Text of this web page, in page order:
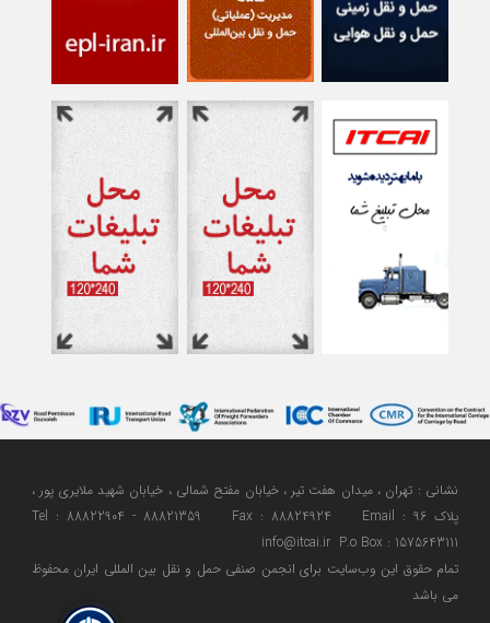
نشانی : تهران ، میدان هفت تیر ، خیابان مفتح شمالی ، خیابان شهید ملایری پور ،
پلاک 96 Tel : 88822904 - 88821359 Fax : 88824924 Email :
info@itcai.ir P.o Box : 1575643111
تمام حقوق اين وب‌سايت برای انجمن صنفی حمل و نقل بین المللی ایران محفوظ
می باشد